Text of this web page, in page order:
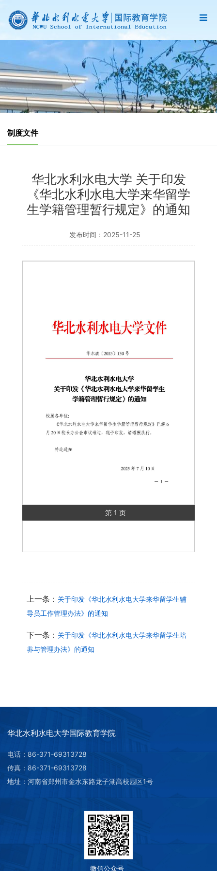
制度文件
华北水利水电大学 关于印发
《华北水利水电大学来华留学
生学籍管理暂行规定》的通知
发布时间：2025-11-25
第 1 页
上一条： 关于印发《华北水利水电大学来华留学生辅
导员工作管理办法》的通知
下一条： 关于印发《华北水利水电大学来华留学生培
养与管理办法》的通知
华北水利水电大学国际教育学院
电话：86-371-69313728
传真：86-371-69313728
地址：河南省郑州市金水东路龙子湖高校园区1号
微信公众号